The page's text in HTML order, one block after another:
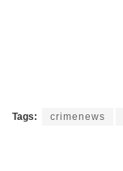
Tags: crimenews